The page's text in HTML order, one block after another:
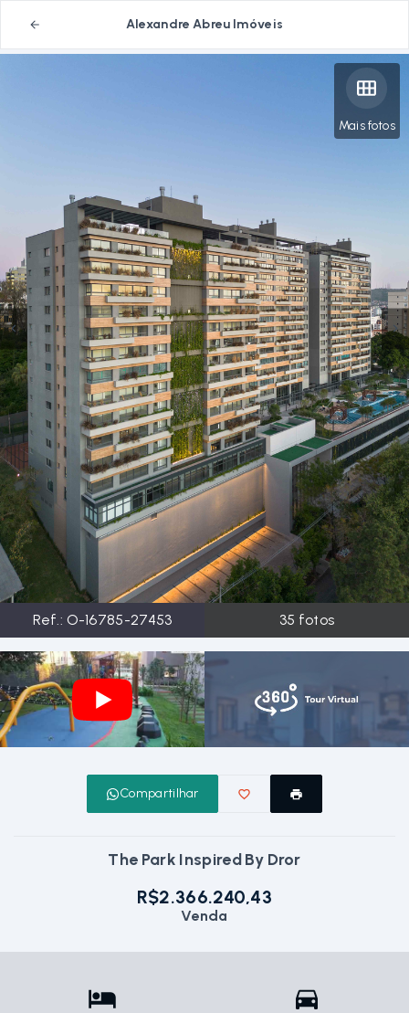
Alexandre Abreu Imóveis
Mais fotos
Ref.: O-16785-27453 35 fotos
Compartilhar
The Park Inspired By Dror
R$2.366.240,43
Venda